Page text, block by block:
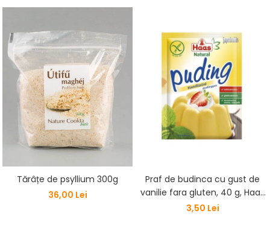
Tărâțe de psyllium 300g
36,00 Lei
Praf de budinca cu gust de
vanilie fara gluten, 40 g, Haas
Natural
3,50 Lei